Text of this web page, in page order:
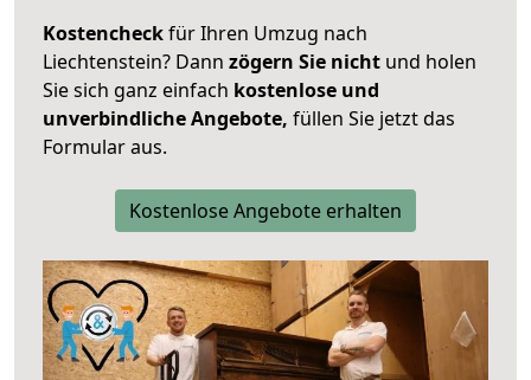
Kostencheckfür Ihren Umzug nach
Liechtenstein? Dann zögern Sie nicht und holen
Sie sich ganz einfach kostenlose und
unverbindliche Angebote, füllen Sie jetzt das
Formular aus.
Kostenlose Angebote erhalten